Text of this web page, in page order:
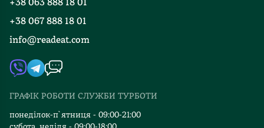
Події
Книгарні
Контакти
Автори
Видавництва
Відгуки та оцінка RDT
+38 063 888 18 01
+38 067 888 18 01
info@readeat.com
ГРАФІК РОБОТИ СЛУЖБИ ТУРБОТИ
понеділок-п`ятниця - 09:00-21:00